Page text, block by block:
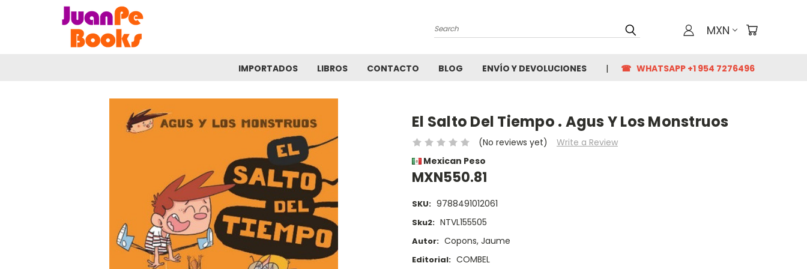
Search MXN
IMPORTADOS LIBROS CONTACTO BLOG ENVÍO Y DEVOLUCIONES ☎ WHATSAPP +1 954 7276496
El Salto Del Tiempo . Agus Y Los Monstruos
(No reviews yet)
Write a Review
Mexican Peso
MXN550.81
SKU: 9788491012061
Sku2: NTVL155505
Autor: Copons, Jaume
Editorial: COMBEL